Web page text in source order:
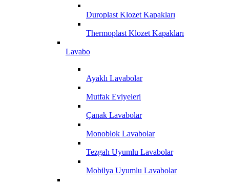
Duroplast Klozet Kapakları
Thermoplast Klozet Kapakları
Lavabo
Ayaklı Lavabolar
Mutfak Eviyeleri
Çanak Lavabolar
Monoblok Lavabolar
Tezgah Uyumlu Lavabolar
Mobilya Uyumlu Lavabolar